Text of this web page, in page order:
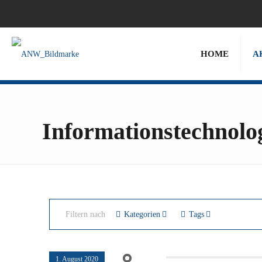
HOME
Filtern nach Kategorien Tags
1. August 2020